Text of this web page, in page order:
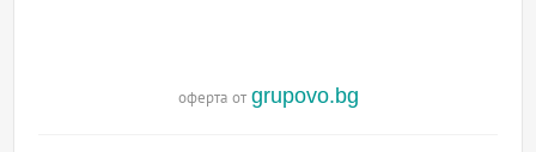
оферта от grupovo.bg